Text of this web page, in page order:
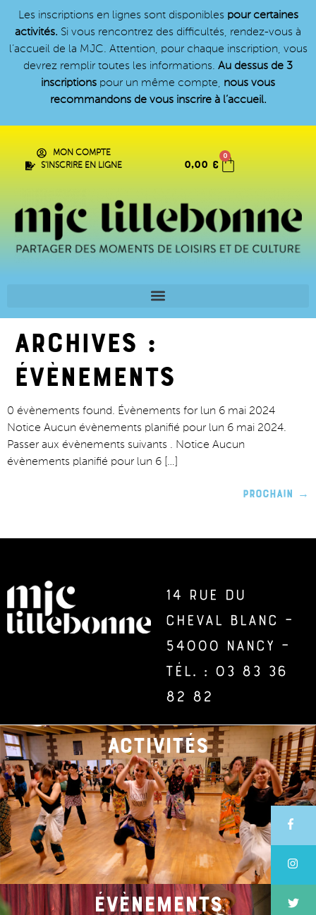
Les inscriptions en lignes sont disponibles pour certaines
activités. Si vous rencontrez des difficultés, rendez-vous à
l’accueil de la MJC. Attention, pour chaque inscription, vous
devrez remplir toutes les informations. Au dessus de 3
inscriptions pour un même compte, nous vous
recommandons de vous inscrire à l’accueil.
MON COMPTE
S'INSCRIRE EN LIGNE
0,00 €
0
Archives :
Évènements
0 évènements found. Évènements for lun 6 mai 2024
Notice Aucun évènements planifié pour lun 6 mai 2024.
Passer aux évènements suivants . Notice Aucun
évènements planifié pour lun 6 […]
Prochain →
14 rue du
Cheval Blanc –
54000 Nancy –
Tél. : 03 83 36
82 82
activités
évènements